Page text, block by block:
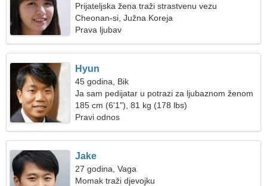
Prijateljska žena traži strastvenu vezu
Cheonan-si, Južna Koreja
Prava ljubav
Hyun
45 godina, Bik
Ja sam pedijatar u potrazi za ljubaznom ženom
185 cm (6'1"), 81 kg (178 lbs)
Pravi odnos
Jake
27 godina, Vaga
Momak traži djevojku